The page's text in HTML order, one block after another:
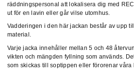
räddningspersonal att lokalisera dig med
ut för en lavin eller går vilse utomhus.
Vadderingen i den här jackan består av upp
material.
Varje jacka innehåller mellan 5 och 48
vikten och mängden fyllning som används.
som skickas till soptippen eller förorenar våra